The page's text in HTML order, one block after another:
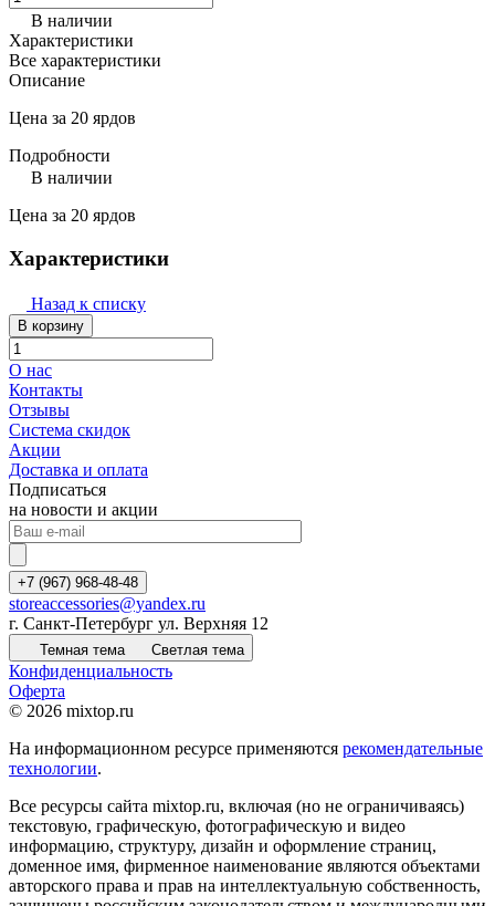
В наличии
Характеристики
Все характеристики
Описание
Цена за 20 ярдов
Подробности
В наличии
Цена за 20 ярдов
Характеристики
Назад к списку
В корзину
О нас
Контакты
Отзывы
Система скидок
Акции
Доставка и оплата
Подписаться
на новости и акции
+7 (967) 968-48-48
storeaccessories@yandex.ru
г. Санкт-Петербург ул. Верхняя 12
Темная тема Светлая тема
Конфиденциальность
Оферта
© 2026 mixtop.ru
На информационном ресурсе применяются рекомендательные
технологии.
Все ресурсы сайта mixtop.ru, включая (но не ограничиваясь)
текстовую, графическую, фотографическую и видео
информацию, структуру, дизайн и оформление страниц,
доменное имя, фирменное наименование являются объектами
авторского права и прав на интеллектуальную собственность,